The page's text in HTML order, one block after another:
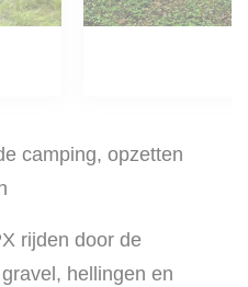
camping, opzetten
rijden door de
hellingen en